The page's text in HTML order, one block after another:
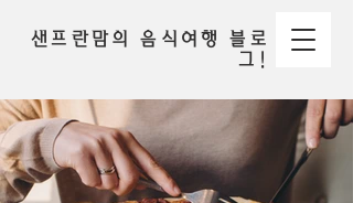
샌프란맘의 음식여행 블로
그!